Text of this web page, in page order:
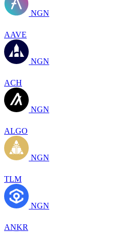
NGN
AAVE
NGN
ACH
NGN
ALGO
NGN
TLM
NGN
ANKR